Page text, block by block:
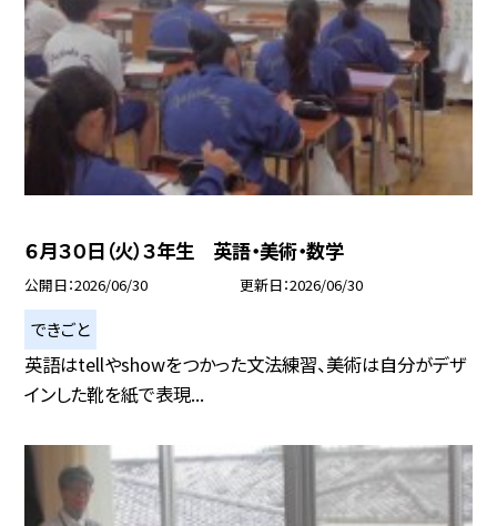
６月３０日（火）３年生 英語・美術・数学
公開日 2026/06/30 更新日 2026/06/30
できごと
英語はtellやshowをつかった文法練習、美術は自分がデザ
インした靴を紙で表現...